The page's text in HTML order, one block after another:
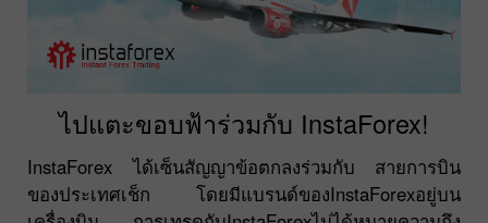
ไปแตะขอบฟ้าร่วมกับ InstaForex!
InstaForex ได้เซ็นสัญญาข้อตกลงร่วมกับ สายการบิน
ของประเทศเช็ก โดยมีแบรนด์ของInstaForexอยู่บน